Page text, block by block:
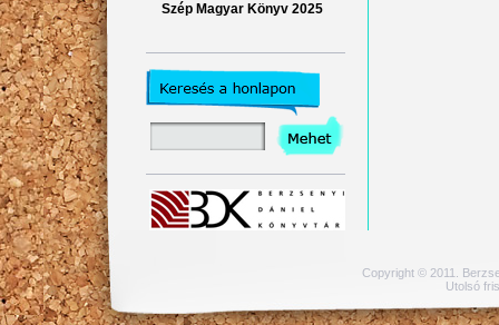
Szép Magyar Könyv 2025
Copyright ©2011.
Utolsó